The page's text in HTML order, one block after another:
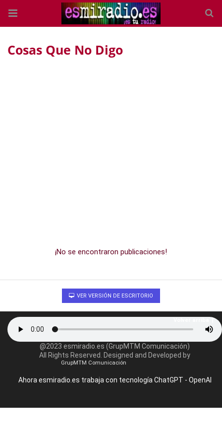
Cosas Que No Digo
¡No se encontraron publicaciones!
VER VERSIÓN DE ESCRITORIO
@2023 esmiradio.es (GrupMTM Comunicación)
All Rights Reserved. Designed and Developed by
GrupMTM Comunicación
Ahora esmiradio.es trabaja con tecnología ChatGPT - OpenAI